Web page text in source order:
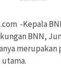
-Kepala
BNN,